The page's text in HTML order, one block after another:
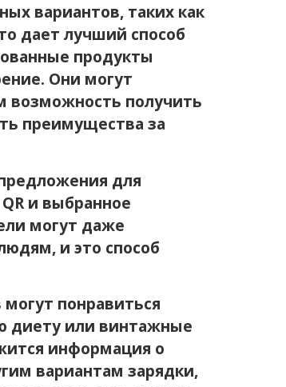
вариантов, таких как
дает лучший способ
продукты
Они могут
возможность получить
преимущества за
для
и выбранное
могут даже
и это способ
понравиться
диету или винтажные
информация о
вариантам зарядки,